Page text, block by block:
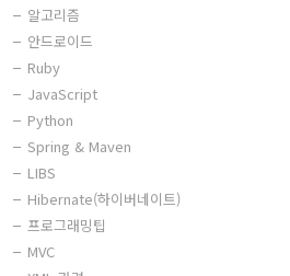
알고리즘
안드로이드
Ruby
JavaScript
Python
Spring & Maven
LIBS
Hibernate(하이버네이트)
프로그래밍팁
MVC